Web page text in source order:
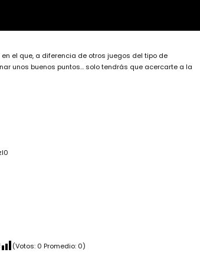
el que, a diferencia de otros juegos del tipo de
unos buenos puntos… solo tendrás que acercarte a la
(Votos: 0 Promedio: 0)